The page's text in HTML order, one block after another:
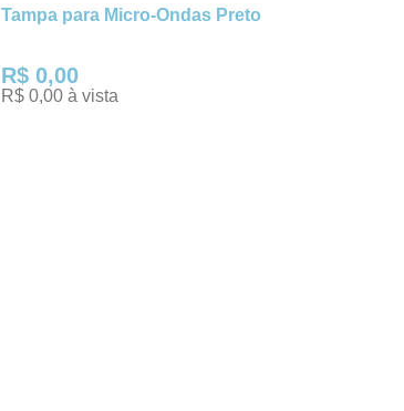
Tampa para Micro-Ondas Preto
R$ 0,00
R$ 0,00 à vista